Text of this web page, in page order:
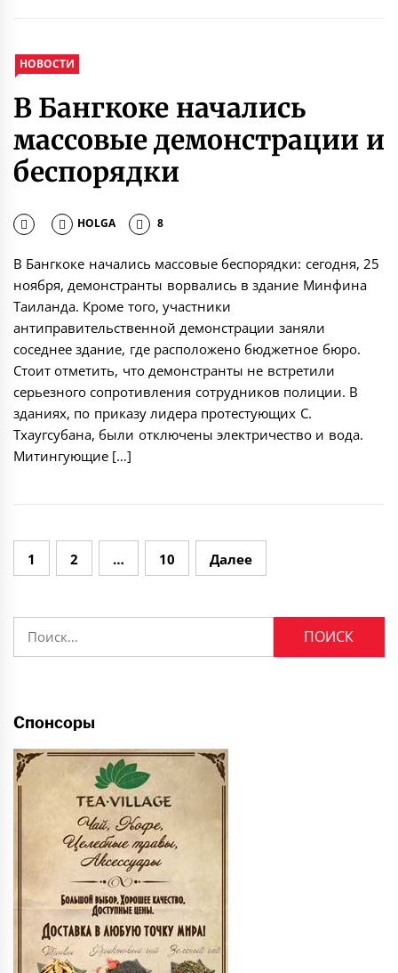
НОВОСТИ
В Бангкоке начались
массовые демонстрации и
беспорядки
HOLGA 8
В Бангкоке начались массовые беспорядки: сегодня, 25
ноября, демонстранты ворвались в здание Минфина
Таиланда. Кроме того, участники
антиправительственной демонстрации заняли
соседнее здание, где расположено бюджетное бюро.
Стоит отметить, что демонстранты не встретили
серьезного сопротивления сотрудников полиции. В
зданиях, по приказу лидера протестующих С.
Тхаугсубана, были отключены электричество и вода.
Митингующие […]
Навигация
записям
1 2 … 10 Далее
Найти:
Спонсоры